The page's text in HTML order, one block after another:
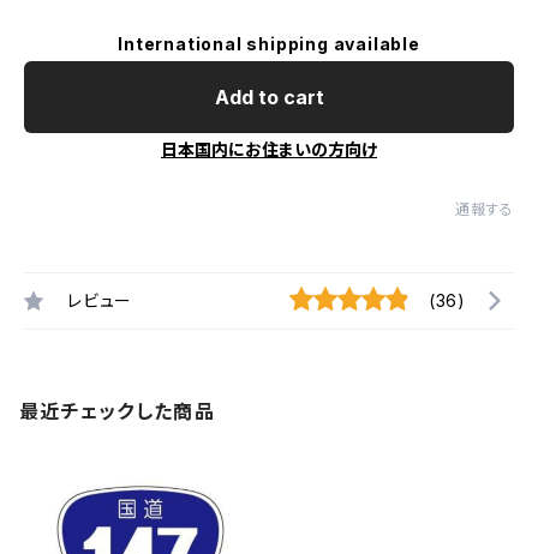
International shipping available
Add to cart
日本国内にお住まいの方向け
通報する
レビュー (36)
最近チェックした商品